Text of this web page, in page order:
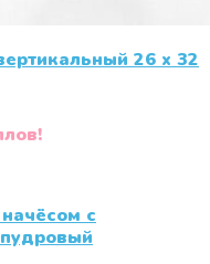
26 x 32